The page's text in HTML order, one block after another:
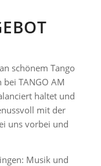
schönem Tango
TANGO AM
haltet und
mit der
uns vorbei und
Musik und